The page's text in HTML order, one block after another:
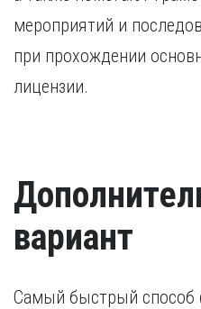
мероприятий и
при прохождении
лицензии.
вариант
Самый быстрый способ